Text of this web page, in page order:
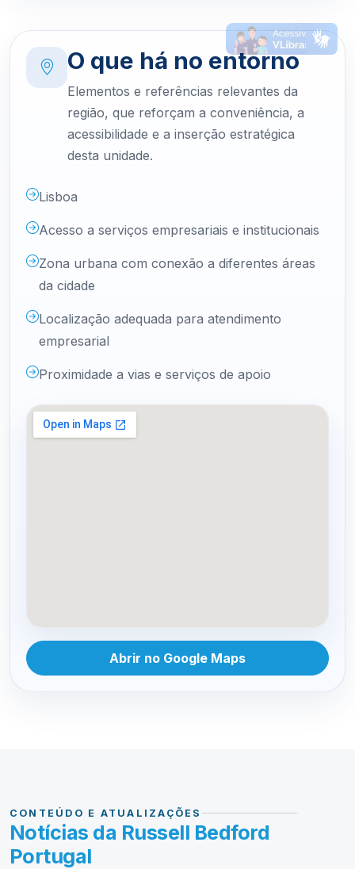
O que há no entorno
Elementos e referências relevantes da
região, que reforçam a conveniência, a
acessibilidade e a inserção estratégica
desta unidade.
Lisboa
Acesso a serviços empresariais e institucionais
Zona urbana com conexão a diferentes áreas
da cidade
Localização adequada para atendimento
empresarial
Proximidade a vias e serviços de apoio
Abrir no Google Maps
CONTEÚDO E ATUALIZAÇÕES
Notícias da Russell Bedford
Portugal